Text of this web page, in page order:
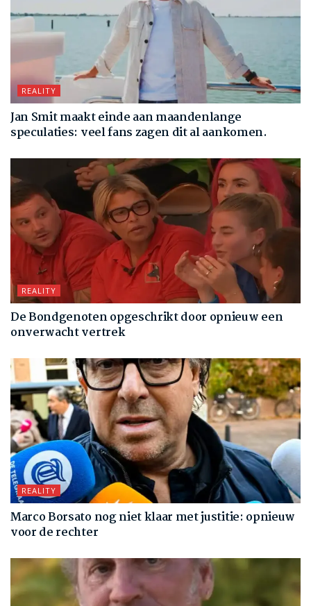
REALITY
Jan Smit maakt einde aan maandenlange
speculaties: veel fans zagen dit al aankomen.
REALITY
De Bondgenoten opgeschrikt door opnieuw een
onverwacht vertrek
REALITY
Marco Borsato nog niet klaar met justitie: opnieuw
voor de rechter